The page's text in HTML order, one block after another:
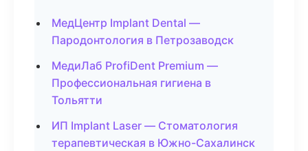
МедЦентр Implant Dental —
Пародонтология в Петрозаводск
МедиЛаб ProfiDent Premium —
Профессиональная гигиена в
Тольятти
ИП Implant Laser — Стоматология
терапевтическая в Южно-Сахалинск